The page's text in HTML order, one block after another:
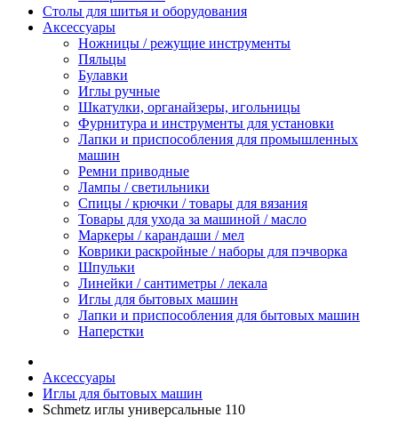
Столы для шитья и оборудования
Аксессуары
Ножницы / режущие инструменты
Пяльцы
Булавки
Иглы ручные
Шкатулки, органайзеры, игольницы
Фурнитура и инструменты для установки
Лапки и приспособления для промышленных
машин
Ремни приводные
Лампы / светильники
Спицы / крючки / товары для вязания
Товары для ухода за машиной / масло
Маркеры / карандаши / мел
Коврики раскройные / наборы для пэчворка
Шпульки
Линейки / сантиметры / лекала
Иглы для бытовых машин
Лапки и приспособления для бытовых машин
Наперстки
Аксессуары
Иглы для бытовых машин
Schmetz иглы универсальные 110